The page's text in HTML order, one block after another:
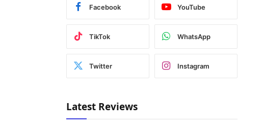
Facebook YouTube
TikTok WhatsApp
Twitter Instagram
Latest Reviews